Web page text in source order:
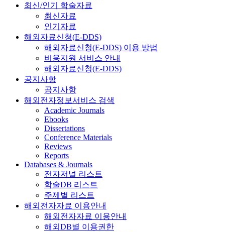
최신/인기 학술자료
최신자료
인기자료
해외자료신청(E-DDS)
해외자료신청(E-DDS) 이용 방법
비용지원 서비스 안내
해외자료신청(E-DDS)
공지사항
공지사항
해외전자정보서비스 검색
Academic Journals
Ebooks
Dissertations
Conference Materials
Reviews
Reports
Databases & Journals
전자저널 리스트
학술DB 리스트
주제별 리스트
해외전자자료 이용안내
해외전자자료 이용안내
해외DB별 이용권한